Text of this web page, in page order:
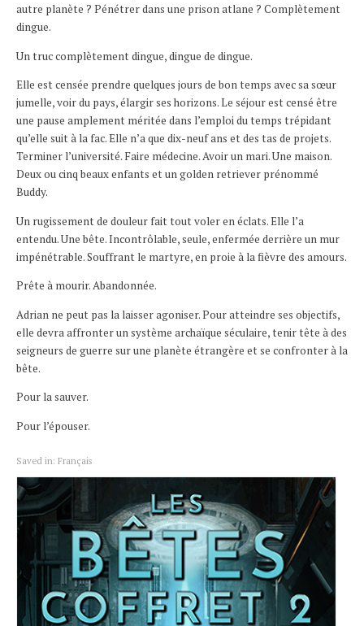
autre planète ? Pénétrer dans une prison atlane ? Complètement
dingue.
Un truc complètement dingue, dingue de dingue.
Elle est censée prendre quelques jours de bon temps avec sa sœur
jumelle, voir du pays, élargir ses horizons. Le séjour est censé être
une pause amplement méritée dans l’emploi du temps trépidant
qu’elle suit à la fac. Elle n’a que dix-neuf ans et des tas de projets.
Terminer l’université. Faire médecine. Avoir un mari. Une maison.
Deux ou cinq beaux enfants et un golden retriever prénommé
Buddy.
Un rugissement de douleur fait tout voler en éclats. Elle l’a
entendu. Une bête. Incontrôlable, seule, enfermée derrière un mur
impénétrable. Souffrant le martyre, en proie à la fièvre des amours.
Prête à mourir. Abandonnée.
Adrian ne peut pas la laisser agoniser. Pour atteindre ses objectifs,
elle devra affronter un système archaïque séculaire, tenir tête à des
seigneurs de guerre sur une planète étrangère et se confronter à la
bête.
Pour la sauver.
Pour l’épouser.
Saved in: Français